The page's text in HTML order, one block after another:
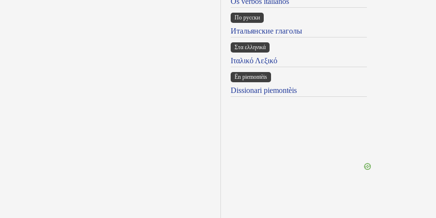
По русски
Итальянские глаголы
Στα ελληνικά
Ιταλικό Λεξικό
Ën piemontèis
Dissionari piemontèis